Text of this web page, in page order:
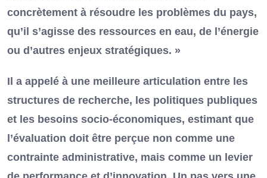
concrètement à résoudre les problèmes du pays,
qu’il s’agisse des ressources en eau, de l’énergie
ou d’autres enjeux stratégiques. »
Il a appelé à une meilleure articulation entre les
structures de recherche, les politiques publiques
et les besoins socio-économiques, estimant que
l’évaluation doit être perçue non comme une
contrainte administrative, mais comme un levier